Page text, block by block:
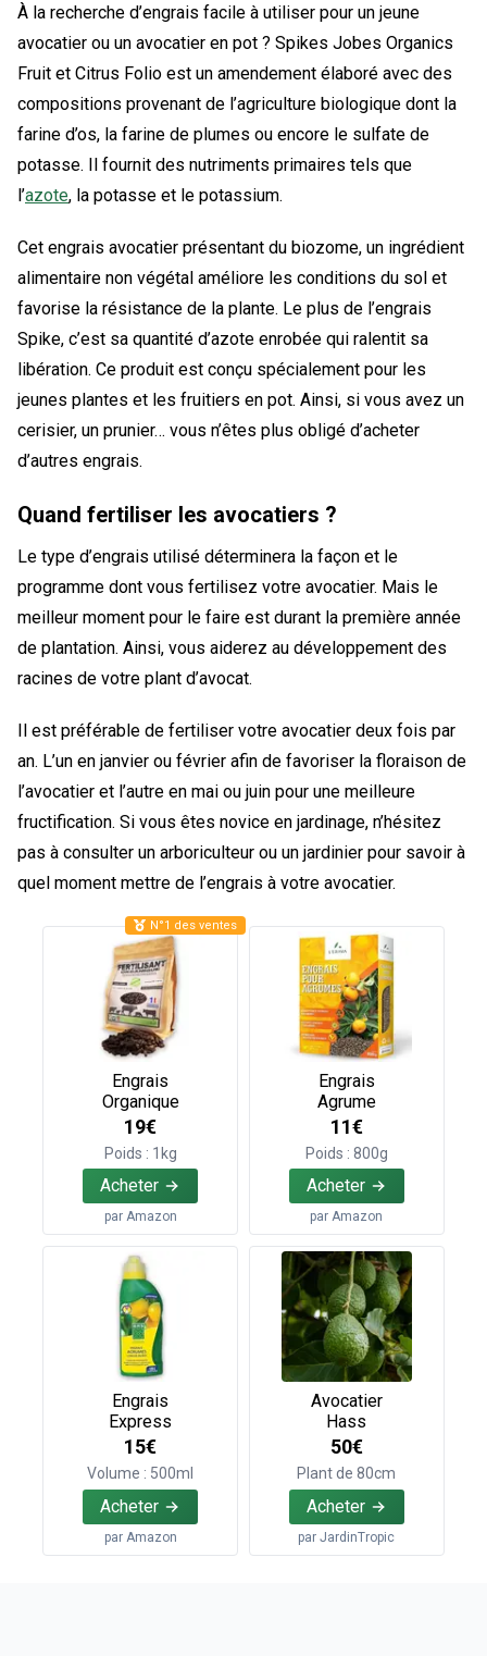
À la recherche d’engrais facile à utiliser pour un jeune
avocatier ou un avocatier en pot ? Spikes Jobes Organics
Fruit et Citrus Folio est un amendement élaboré avec des
compositions provenant de l’agriculture biologique dont la
farine d’os, la farine de plumes ou encore le sulfate de
potasse. Il fournit des nutriments primaires tels que
l’azote, la potasse et le potassium.
Cet engrais avocatier présentant du biozome, un ingrédient
alimentaire non végétal améliore les conditions du sol et
favorise la résistance de la plante. Le plus de l’engrais
Spike, c’est sa quantité d’azote enrobée qui ralentit sa
libération. Ce produit est conçu spécialement pour les
jeunes plantes et les fruitiers en pot. Ainsi, si vous avez un
cerisier, un prunier… vous n’êtes plus obligé d’acheter
d’autres engrais.
Quand fertiliser les avocatiers ?
Le type d’engrais utilisé déterminera la façon et le
programme dont vous fertilisez votre avocatier. Mais le
meilleur moment pour le faire est durant la première année
de plantation. Ainsi, vous aiderez au développement des
racines de votre plant d’avocat.
Il est préférable de fertiliser votre avocatier deux fois par
an. L’un en janvier ou février afin de favoriser la floraison de
l’avocatier et l’autre en mai ou juin pour une meilleure
fructification. Si vous êtes novice en jardinage, n’hésitez
pas à consulter un arboriculteur ou un jardinier pour savoir à
quel moment mettre de l’engrais à votre avocatier.
Engrais
Organique
19€
Poids : 1kg
Acheter
par Amazon
N°1 des ventes
Engrais
Agrume
11€
Poids : 800g
Acheter
parAmazon
Engrais
Express
15€
Volume : 500ml
Acheter
par Amazon
Avocatier
Hass
50€
Plant de 80cm
Acheter
parJardinTropic